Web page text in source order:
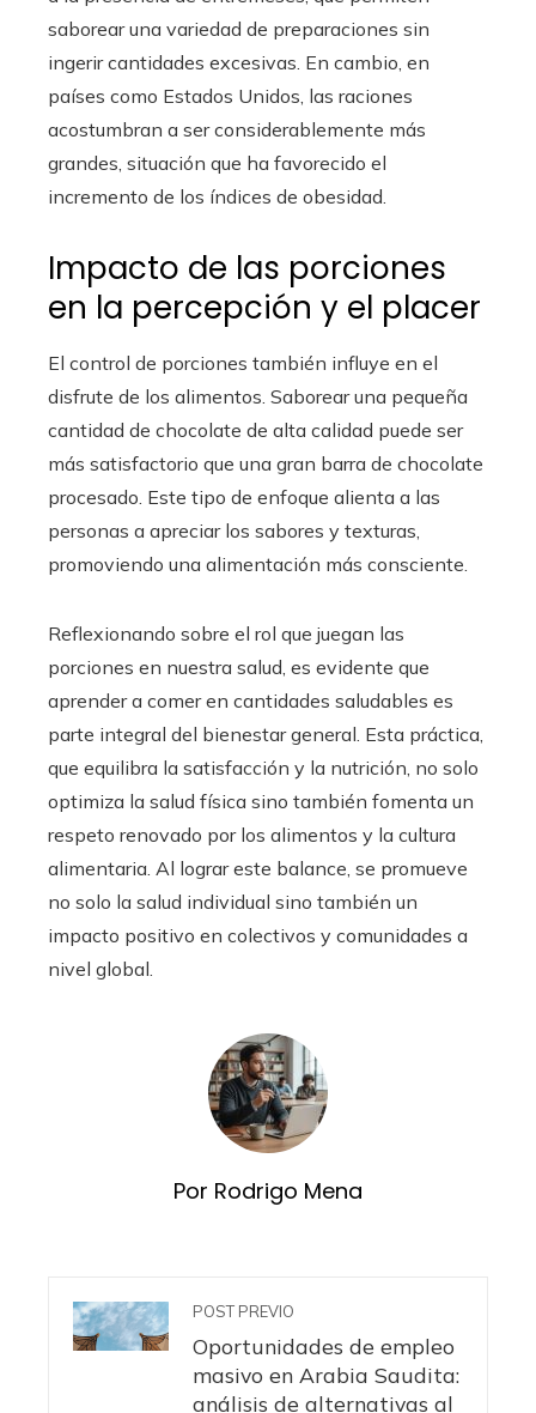
saborear una variedad de preparaciones sin
ingerir cantidades excesivas. En cambio, en
países como Estados Unidos, las raciones
acostumbran a ser considerablemente más
grandes, situación que ha favorecido el
incremento de los índices de obesidad.
Impacto de las porciones
en la percepción y el placer
El control de porciones también influye en el
disfrute de los alimentos. Saborear una pequeña
cantidad de chocolate de alta calidad puede ser
más satisfactorio que una gran barra de chocolate
procesado. Este tipo de enfoque alienta a las
personas a apreciar los sabores y texturas,
promoviendo una alimentación más consciente.
Reflexionando sobre el rol que juegan las
porciones en nuestra salud, es evidente que
aprender a comer en cantidades saludables es
parte integral del bienestar general. Esta práctica,
que equilibra la satisfacción y la nutrición, no solo
optimiza la salud física sino también fomenta un
respeto renovado por los alimentos y la cultura
alimentaria. Al lograr este balance, se promueve
no solo la salud individual sino también un
impacto positivo en colectivos y comunidades a
nivel global.
Por Rodrigo Mena
POST PREVIO
Oportunidades de empleo
masivo en Arabia Saudita:
análisis de alternativas al